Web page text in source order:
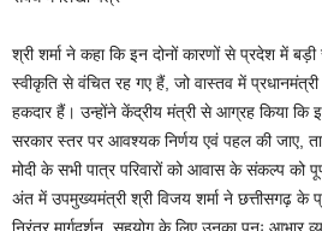
श्री शर्मा ने कहा कि इन दोनों कारणों से प्रदेश में
स्वीकृति से वंचित रह गए हैं, जो वास्तव में
हकदार हैं। उन्होंने केंद्रीय मंत्री से आग्रह किया
सरकार स्तर पर आवश्यक निर्णय एवं पहल की जाए,
मोदी के सभी पात्र परिवारों को आवास के संकल्प को
अंत में उपमुख्यमंत्री श्री विजय शर्मा ने छत्तीसगढ़ के
निरंतर मार्गदर्शन, सहयोग के लिए उनका पुनः आभार